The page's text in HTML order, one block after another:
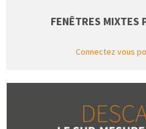
FENÊTRES MIXTES
Connectez vous